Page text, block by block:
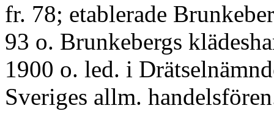
fr. 78; etablerade
93 o. Brunkebergs
1900 o. led. i
Sveriges allm.